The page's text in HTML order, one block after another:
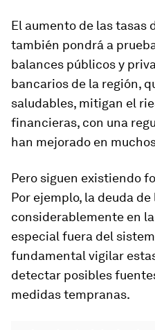
El aumento de las tasas
también pondrá a
balances públicos y
bancarios de la región,
saludables, mitigan el
financieras, con una
han mejorado en
Pero siguen existiendo
Por ejemplo, la deuda
considerablemente en
especial fuera del
fundamental vigilar
detectar posibles
medidas tempranas.